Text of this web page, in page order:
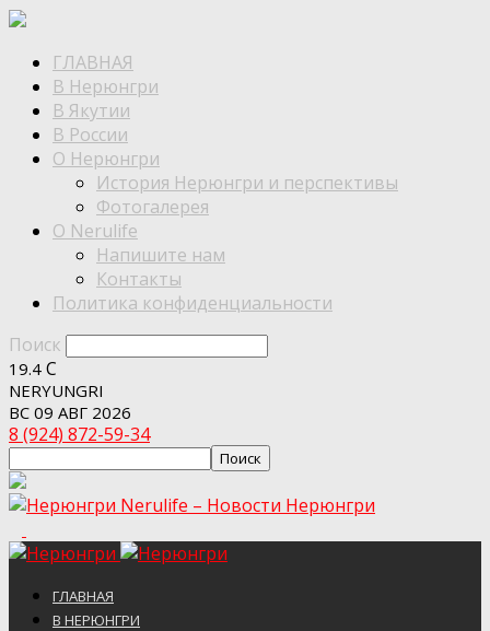
ГЛАВНАЯ
В Нерюнгри
В Якутии
В России
О Нерюнгри
История Нерюнгри и перспективы
Фотогалерея
О Nerulife
Напишите нам
Контакты
Политика конфиденциальности
Поиск
19.4 C
NERYUNGRI
ВС 09 АВГ 2026
8 (924) 872-59-34
Nerulife – Новости Нерюнгри
ГЛАВНАЯ
В НЕРЮНГРИ